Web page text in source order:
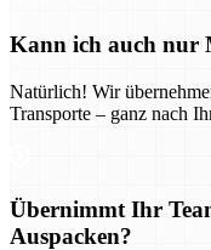
Kann ich auch nur
Natürlich! Wir
Transporte – ganz nach
Übernimmt Ihr
Auspacken?